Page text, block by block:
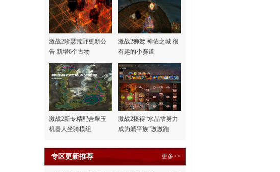
激战2珍瑟荒野更新公
告 新增6个古物
激战2狮鹫 神佑之城 很
有趣的小赛道
激战2新专精配合翠玉
机器人坐骑模组
激战2揍得“水晶雫努力
成为躺平族”嗷嗷跑
专区更新推荐 更多>>